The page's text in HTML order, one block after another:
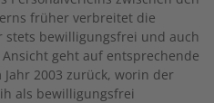
früher verbreitet die
stets bewilligungsfrei und auch
geht auf entsprechende
Jahr 2003 zurück, worin der
als bewilligungsfrei